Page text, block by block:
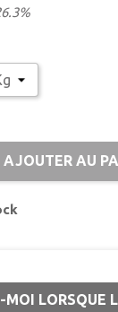
AJOUTER AU
MOI LORSQUE